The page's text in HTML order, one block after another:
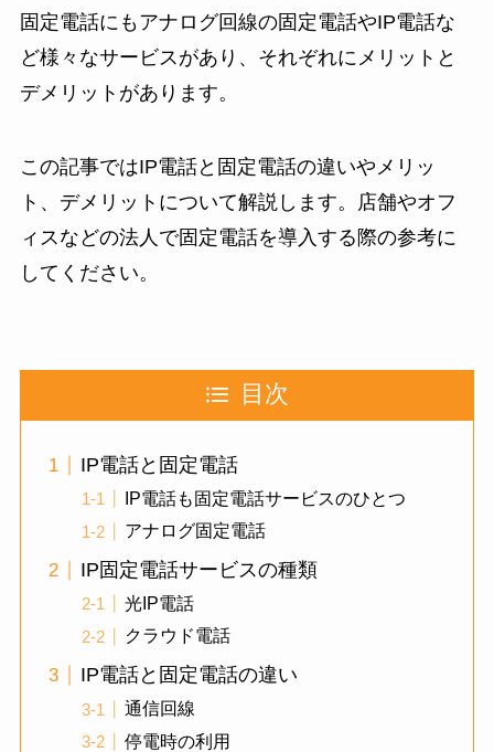
固定電話にもアナログ回線の固定電話やIP電話な
ど様々なサービスがあり、それぞれにメリットと
デメリットがあります。
この記事ではIP電話と固定電話の違いやメリッ
ト、デメリットについて解説します。店舗やオフ
ィスなどの法人で固定電話を導入する際の参考に
してください。
目次
IP電話と固定電話
IP電話も固定電話サービスのひとつ
アナログ固定電話
IP固定電話サービスの種類
光IP電話
クラウド電話
IP電話と固定電話の違い
通信回線
停電時の利用